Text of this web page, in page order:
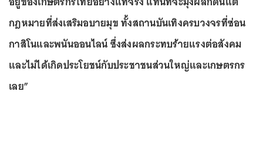
กฎหมายที่ส่งเสริมอบายมุข ทั้งสถานบันเทิงครบวงจรที่ซ่อน
กาสิโนและพนันออนไลน์ ซึ่งส่งผลกระทบร้ายแรงต่อสังคม
และไม่ได้เกิดประโยชน์กับประชาชนส่วนใหญ่และเกษตรกร
เลย”